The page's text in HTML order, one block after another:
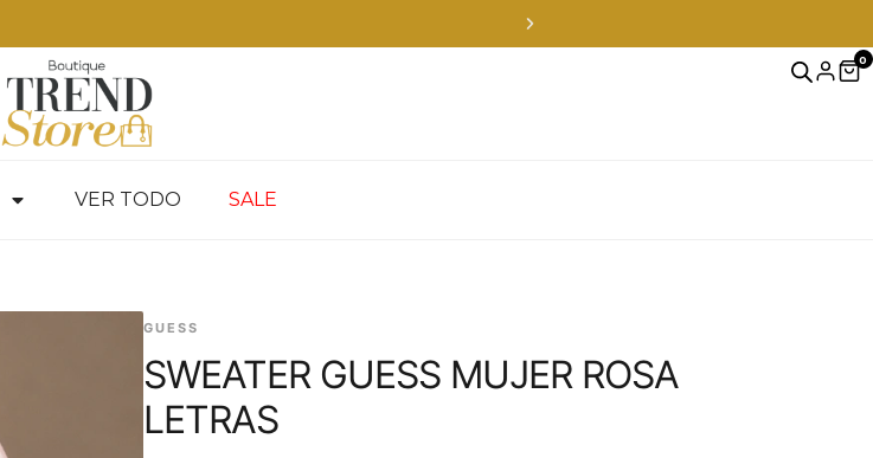
0
VER TODO SALE
GUESS
SWEATER GUESS MUJER ROSA
LETRAS